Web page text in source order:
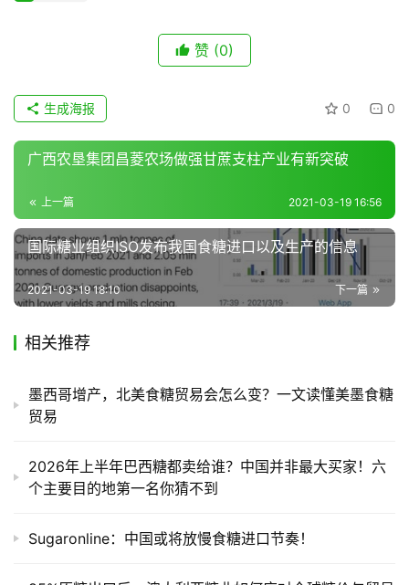
地
区
产
业
产
销
运
赞 (0)
0 0
生成海报
广西农垦集团昌菱农场做强甘蔗支柱产业有新突破
上一篇 2021-03-19 16:56
国际糖业组织ISO发布我国食糖进口以及生产的信息
下一篇
2021-03-19 18:10
相关推荐
墨西哥增产，北美食糖贸易会怎么变？一文读懂美墨食糖
贸易
2026年上半年巴西糖都卖给谁？中国并非最大买家！六
个主要目的地第一名你猜不到
Sugaronline：中国或将放慢食糖进口节奏！